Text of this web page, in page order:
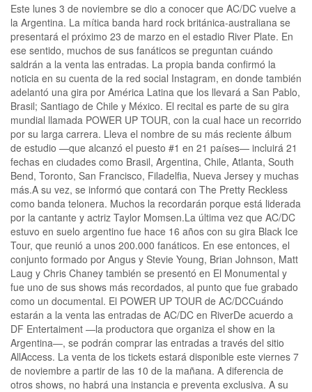
Este lunes 3 de noviembre se dio a conocer que AC/DC vuelve a
la Argentina. La mítica banda hard rock británica-australiana se
presentará el próximo 23 de marzo en el estadio River Plate. En
ese sentido, muchos de sus fanáticos se preguntan cuándo
saldrán a la venta las entradas. La propia banda confirmó la
noticia en su cuenta de la red social Instagram, en donde también
adelantó una gira por América Latina que los llevará a San Pablo,
Brasil; Santiago de Chile y México. El recital es parte de su gira
mundial llamada POWER UP TOUR, con la cual hace un recorrido
por su larga carrera. Lleva el nombre de su más reciente álbum
de estudio —que alcanzó el puesto #1 en 21 países— incluirá 21
fechas en ciudades como Brasil, Argentina, Chile, Atlanta, South
Bend, Toronto, San Francisco, Filadelfia, Nueva Jersey y muchas
más.A su vez, se informó que contará con The Pretty Reckless
como banda telonera. Muchos la recordarán porque está liderada
por la cantante y actriz Taylor Momsen.La última vez que AC/DC
estuvo en suelo argentino fue hace 16 años con su gira Black Ice
Tour, que reunió a unos 200.000 fanáticos. En ese entonces, el
conjunto formado por Angus y Stevie Young, Brian Johnson, Matt
Laug y Chris Chaney también se presentó en El Monumental y
fue uno de sus shows más recordados, al punto que fue grabado
como un documental. El POWER UP TOUR de AC/DCCuándo
estarán a la venta las entradas de AC/DC en RiverDe acuerdo a
DF Entertaiment ―la productora que organiza el show en la
Argentina―, se podrán comprar las entradas a través del sitio
AllAccess. La venta de los tickets estará disponible este viernes 7
de noviembre a partir de las 10 de la mañana. A diferencia de
otros shows, no habrá una instancia e preventa exclusiva. A su